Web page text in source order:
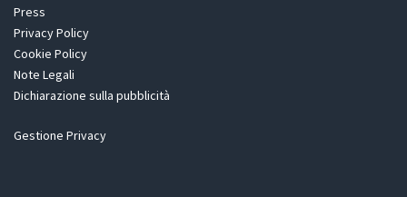
Press
Privacy Policy
Cookie Policy
Note Legali
Dichiarazione sulla pubblicità
Gestione Privacy